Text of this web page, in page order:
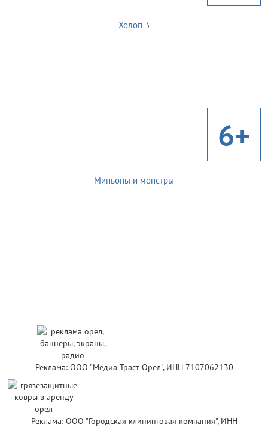
Холоп 3
6+
Миньоны и монстры
Реклама: ООО "Медиа Траст Орёл", ИНН 7107062130
Реклама: ООО "Городская клининговая компания", ИНН